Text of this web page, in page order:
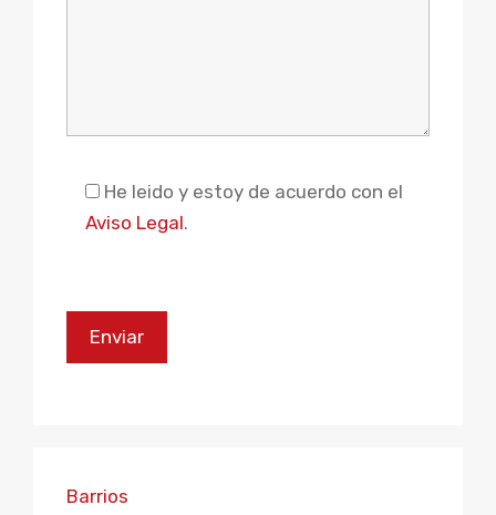
He leido y estoy de acuerdo con el
Aviso Legal.
Barrios